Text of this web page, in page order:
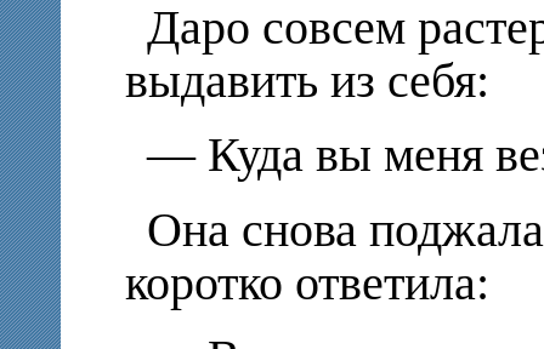
Даро совсем
выдавить из себя:
— Куда вы меня
Она снова
коротко ответила: